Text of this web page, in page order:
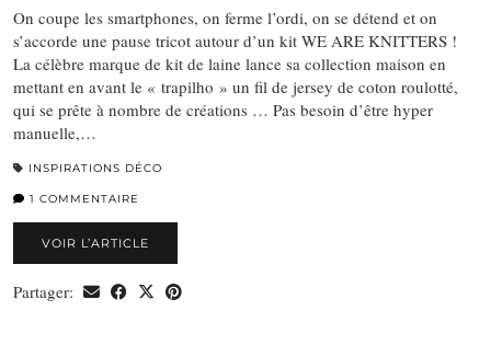
On coupe les smartphones, on ferme l’ordi, on se détend et on
s’accorde une pause tricot autour d’un kit WE ARE KNITTERS !
La célèbre marque de kit de laine lance sa collection maison en
mettant en avant le « trapilho » un fil de jersey de coton roulotté,
qui se prête à nombre de créations … Pas besoin d’être hyper
manuelle,…
INSPIRATIONS DÉCO
1 COMMENTAIRE
VOIR L’ARTICLE
Partager: